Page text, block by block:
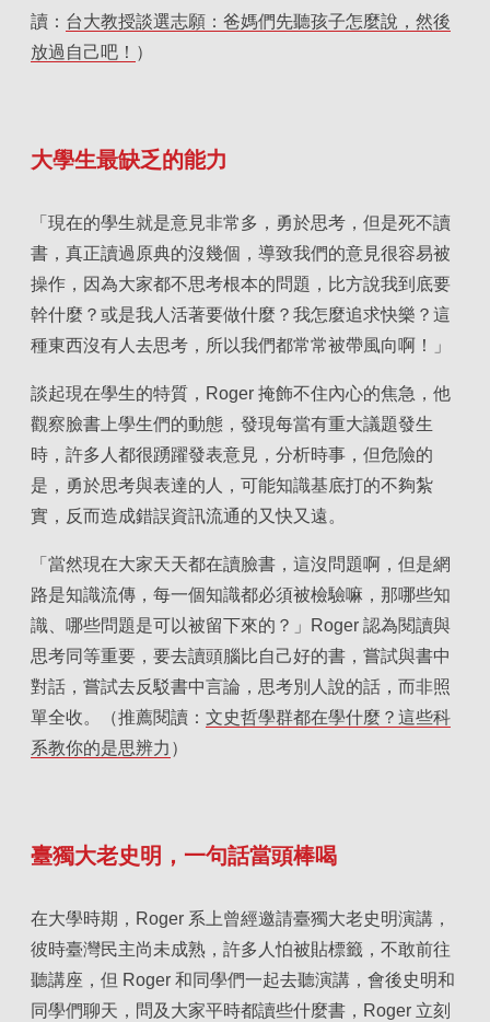
讀： 台大教授談選志願：爸媽們先聽孩子怎麼說，然後
放過自己吧！ ）
大學生最缺乏的能力
「現在的學生就是意見非常多，勇於思考，但是死不讀
書，真正讀過原典的沒幾個，導致我們的意見很容易被
操作，因為大家都不思考根本的問題，比方說我到底要
幹什麼？或是我人活著要做什麼？我怎麼追求快樂？這
種東西沒有人去思考，所以我們都常常被帶風向啊！」
談起現在學生的特質，Roger 掩飾不住內心的焦急，他
觀察臉書上學生們的動態，發現每當有重大議題發生
時，許多人都很踴躍發表意見，分析時事，但危險的
是，勇於思考與表達的人，可能知識基底打的不夠紮
實，反而造成錯誤資訊流通的又快又遠。
「當然現在大家天天都在讀臉書，這沒問題啊，但是網
路是知識流傳，每一個知識都必須被檢驗嘛，那哪些知
識、哪些問題是可以被留下來的？」
Roger 認為閱讀與
思考同等重要，要去讀頭腦比自己好的書，嘗試與書中
對話，嘗試去反駁書中言論，思考別人說的話，而非照
單全收。（推薦閱讀： 文史哲學群都在學什麼？這些科
系教你的是思辨力 ）
臺獨大老史明，一句話當頭棒喝
在大學時期，Roger 系上曾經邀請臺獨大老史明演講，
彼時臺灣民主尚未成熟，許多人怕被貼標籤，不敢前往
聽講座，但 Roger 和同學們一起去聽演講，會後史明和
同學們聊天，問及大家平時都讀些什麼書，Roger 立刻